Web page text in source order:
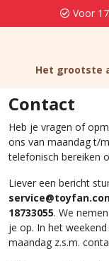
Voor
Het grootste
Contact
Heb je vragen of
ons van maandag t/
telefonisch bereiken
Liever een bericht
18733055. We
je op. In het
maandag z.s.m.